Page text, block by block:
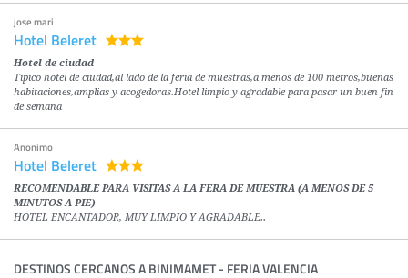
jose mari
Hotel Beleret
Hotel de ciudad
Tipico hotel de ciudad,al lado de la feria de muestras,a menos de 100 metros,buenas
habitaciones,amplias y acogedoras.Hotel limpio y agradable para pasar un buen fin
de semana
Anonimo
Hotel Beleret
RECOMENDABLE PARA VISITAS A LA FERA DE MUESTRA (A MENOS DE 5
MINUTOS A PIE)
HOTEL ENCANTADOR, MUY LIMPIO Y AGRADABLE..
DESTINOS CERCANOS A BINIMAMET - FERIA VALENCIA